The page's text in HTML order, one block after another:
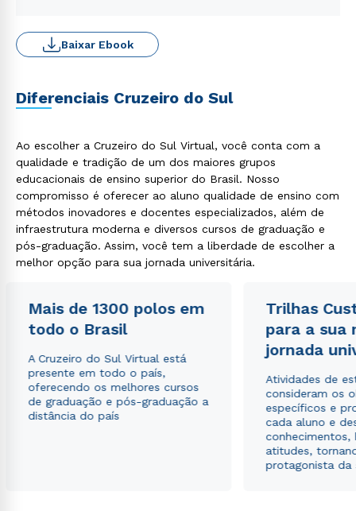
Baixar Ebook
Diferenciais Cruzeiro do Sul
Ao escolher a Cruzeiro do Sul Virtual, você conta com a
qualidade e tradição de um dos maiores grupos
educacionais de ensino superior do Brasil. Nosso
compromisso é oferecer ao aluno qualidade de ensino com
métodos inovadores e docentes especializados, além de
infraestrutura moderna e diversos cursos de graduação e
pós-graduação. Assim, você tem a liberdade de escolher a
melhor opção para sua jornada universitária.
Mais de 1300 polos em
todo o Brasil
A Cruzeiro do Sul Virtual está
presente em todo o país,
oferecendo os melhores cursos
de graduação e pós-graduação a
distância do país
Trilhas
para a sua
jornada
Atividades de
consideram os
específicos e
cada aluno e
conhecimentos,
atitudes,
protagonista da